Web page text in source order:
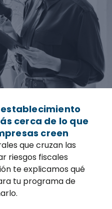
establecimiento
cerca de lo que
creen
que cruzan las
riesgos fiscales
te explicamos qué
tu programa de